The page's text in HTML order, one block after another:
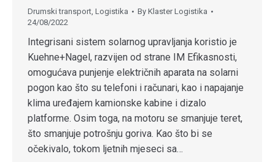
Drumski transport Logistika By Klaster Logistika
24/08/2022
Integrisani sistem solarnog upravljanja koristio je
Kuehne+Nagel, razvijen od strane IM Efikasnosti,
omogućava punjenje električnih aparata na solarni
pogon kao što su telefoni i računari, kao i napajanje
klima uređajem kamionske kabine i dizalo
platforme. Osim toga, na motoru se smanjuje teret,
što smanjuje potrošnju goriva. Kao što bi se
očekivalo, tokom ljetnih mjeseci sa…